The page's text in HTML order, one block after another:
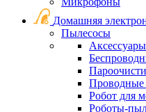
Домашняя
Пылесосы
Проводные
Робот для
Роботы-